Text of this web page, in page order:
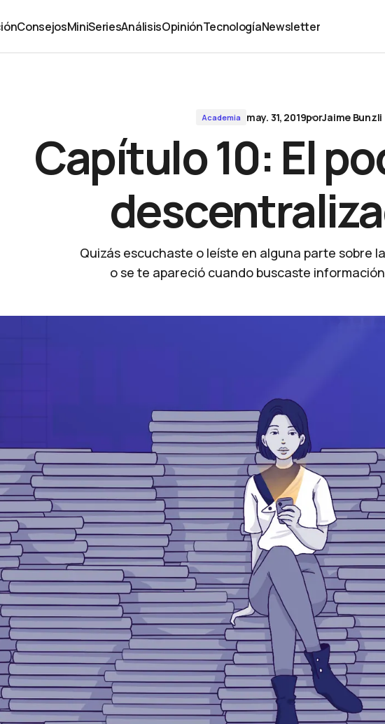
ConsejosMiniSeriesAnálisisOpiniónTecnologíaNewsletter
la descentralización
Academia may. 31, 2019porJaime Bunzli
Capítulo 10: El
Quizás escuchaste o leíste en alguna parte sobre
o se te apareció cuando buscaste